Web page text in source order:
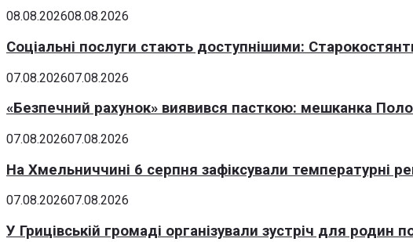
08.08.202608.08.2026
Соціальні послуги стають доступнішими:
07.08.202607.08.2026
«Безпечний рахунок» виявився пасткою: мешканка
07.08.202607.08.2026
На Хмельниччині 6 серпня зафіксували температурні
07.08.202607.08.2026
У Грицівській громаді організували зустріч для родин